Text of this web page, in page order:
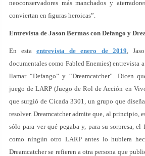
neoconservadores más manchados y
conviertan en figuras heroicas”.
Entrevista de Jason Bermas con Defango y
En estaentrevista de enero de 2019,
documentales como Fabled Enemies) entrevista
llamar “Defango” y “Dreamcatcher”. Dicen
juego de LARP (Juego de Rol de Acción en
que surgió de Cicada 3301, un grupo que
resolver. Dreamcatcher admite que, al principio,
sólo para ver qué pegaba y, para su sorpresa, el
como ningún otro LARP antes lo hubiera
Dreamcatcher se refieren a otra persona que